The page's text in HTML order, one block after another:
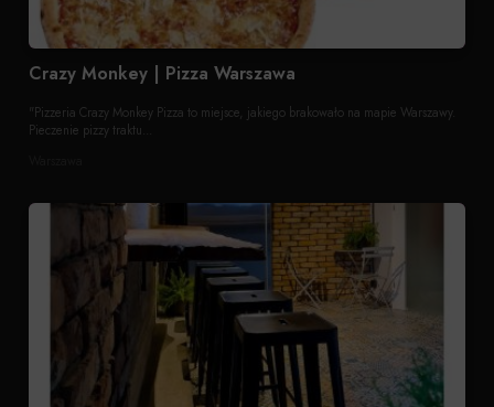
Crazy Monkey | Pizza Warszawa
"Pizzeria Crazy Monkey Pizza to miejsce, jakiego brakowało na mapie Warszawy.
Pieczenie pizzy traktu...